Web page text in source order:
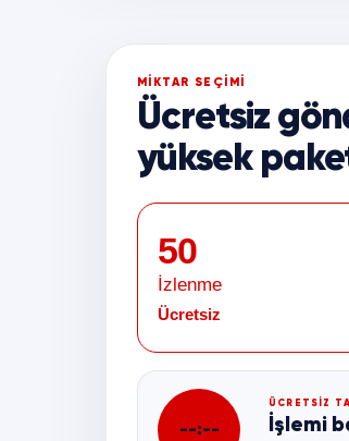
MİKTAR SEÇİMİ
Ücretsiz
yüksek
50
İzlenme
Ücretsiz
--:--
ÜCRETSİZ
İşlemi